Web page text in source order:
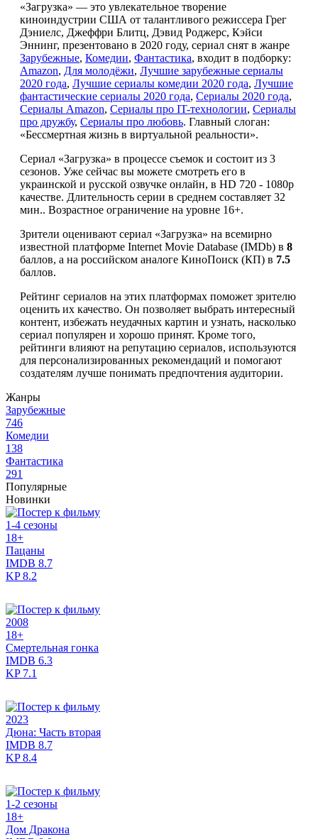
«Загрузка» — это увлекательное творение
киноиндустрии США от талантливого режиссера Грег
Дэниелс, Джеффри Блитц, Дэвид Роджерс, Кэйси
Эннинг, презентовано в 2020 году, сериал снят в жанре
Зарубежные, Комедии, Фантастика, входит в подборку:
Amazon, Для молодёжи, Лучшие зарубежные сериалы
2020 года, Лучшие сериалы комедии 2020 года, Лучшие
фантастические сериалы 2020 года, Сериалы 2020 года,
Сериалы Amazon, Сериалы про IT-технологии, Сериалы
про дружбу, Сериалы про любовь. Главный слоган:
«Бессмертная жизнь в виртуальной реальности».
Сериал «Загрузка» в процессе съемок и состоит из 3
сезонов. Уже сейчас вы можете смотреть его в
украинской и русской озвучке онлайн, в HD 720 - 1080p
качестве. Длительность серии в среднем составляет 32
мин.. Возрастное ограничение на уровне 16+.
Зрители оценивают сериал «Загрузка» на всемирно
известной платформе Internet Movie Database (IMDb) в 8
баллов, а на российском аналоге КиноПоиск (КП) в 7.5
баллов.
Рейтинг сериалов на этих платформах поможет зрителю
оценить их качество. Он позволяет выбрать интересный
контент, избежать неудачных картин и узнать, насколько
сериал популярен и хорошо принят. Кроме того,
рейтинги влияют на репутацию сериалов, используются
для персонализированных рекомендаций и помогают
создателям лучше понимать предпочтения аудитории.
Жанры
Зарубежные
746
Комедии
138
Фантастика
291
Популярные
Новинки
1-4 сезоны
18+
Пацаны
IMDB 8.7
KP8.2
2008
18+
Смертельная гонка
IMDB 6.3
KP7.1
2023
Дюна: Часть вторая
IMDB 8.7
KP8.4
1-2 сезоны
18+
Дом Дракона